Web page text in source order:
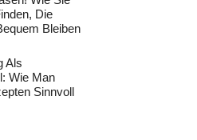
Die
Bleiben
Als
Wie Man
Sinnvoll